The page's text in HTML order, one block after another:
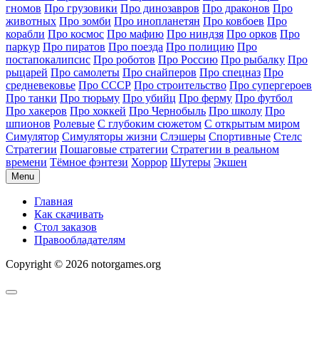
гномов Про грузовики Про динозавров Про драконов Про
животных Про зомби Про инопланетян Про ковбоев Про
корабли Про космос Про мафию Про ниндзя Про орков Про
паркур Про пиратов Про поезда Про полицию Про
постапокалипсис Про роботов Про Россию Про рыбалку Про
рыцарей Про самолеты Про снайперов Про спецназ Про
средневековье Про СССР Про строительство Про супергероев
Про танки Про тюрьму Про убийц Про ферму Про футбол
Про хакеров Про хоккей Про Чернобыль Про школу Про
шпионов Ролевые С глубоким сюжетом С открытым миром
Симулятор Симуляторы жизни Слэшеры Спортивные Стелс
Стратегии Пошаговые стратегии Стратегии в реальном
времени Тёмное фэнтези Хоррор Шутеры Экшен
Menu
Главная
Как скачивать
Стол заказов
Правообладателям
Copyright © 2026 notorgames.org
Scroll